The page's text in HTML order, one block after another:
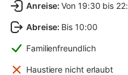
Anreise: Von 19:30 bis
Abreise: Bis 10:00
Familienfreundlich
Haustiere nicht erlaubt